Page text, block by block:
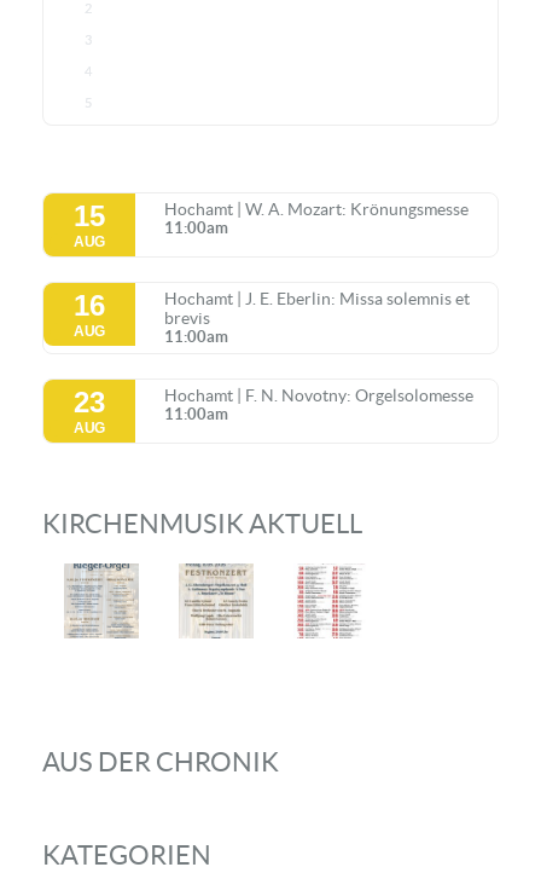
2
3
4
5
15
AUG
Hochamt | W. A. Mozart: Krönungsmesse
11:00am
16
AUG
Hochamt | J. E. Eberlin: Missa solemnis et
brevis
11:00am
23
AUG
Hochamt | F. N. Novotny: Orgelsolomesse
11:00am
KIRCHENMUSIK AKTUELL
AUS DER CHRONIK
KATEGORIEN